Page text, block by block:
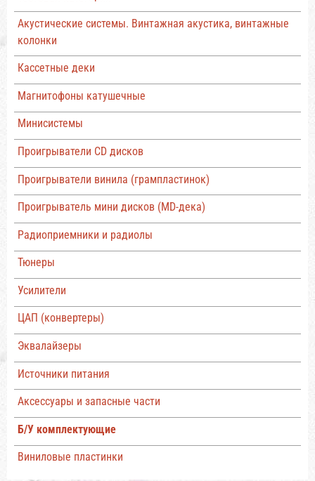
Акустические системы. Винтажная акустика, винтажные
колонки
Кассетные деки
Магнитофоны катушечные
Минисистемы
Проигрыватели CD дисков
Проигрыватели винила (грампластинок)
Проигрыватель мини дисков (MD-дека)
Радиоприемники и радиолы
Тюнеры
Усилители
ЦАП (конвертеры)
Эквалайзеры
Источники питания
Аксессуары и запасные части
Б/У комплектующие
Виниловые пластинки